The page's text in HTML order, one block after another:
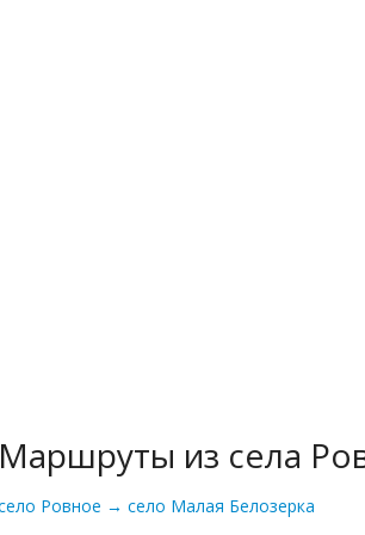
Маршруты из села
село Ровное → село Малая Белозерка